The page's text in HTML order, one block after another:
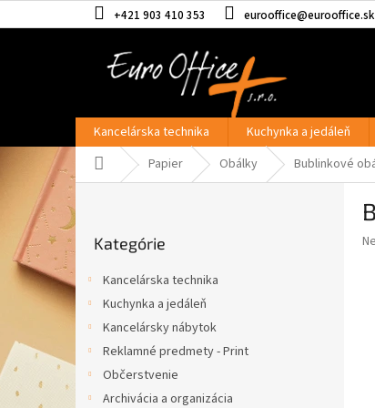
na
+421 903 410 353 eurooffice@eurooffice.sk
Kancelárska technika Kuchynka a jedáleň
DomovPapier Obálky Bublinkové
o
č
p
a
l
kategórie
Kategórie
Kancelárska technika
Kuchynka a jedáleň
Kancelársky nábytok
Reklamné predmety - Print
Občerstvenie
Archivácia a organizácia